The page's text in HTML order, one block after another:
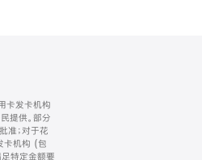
卡发卡机构
提供。部分
准；对于花
卡机构 (包
特定金额要